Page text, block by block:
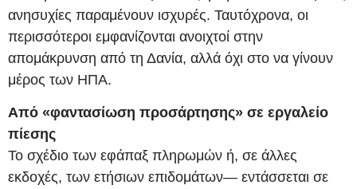
ανησυχίες παραμένουν ισχυρές. Ταυτόχρονα, οι
περισσότεροι εμφανίζονται ανοιχτοί στην
απομάκρυνση από τη Δανία, αλλά όχι στο να γίνουν
μέρος των ΗΠΑ.
Από «φαντασίωση προσάρτησης» σε εργαλείο
πίεσης
Το σχέδιο των εφάπαξ πληρωμών ή, σε άλλες
εκδοχές, των ετήσιων επιδομάτων— εντάσσεται σε